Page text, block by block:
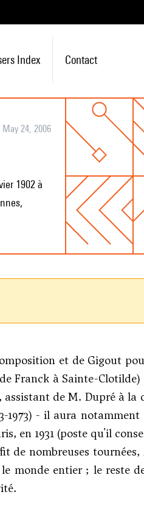
Index Contact
May 24, 2006
1902 à
et de Gigout
Franck à Sainte-
assistant de M. Dupré à
- il aura notamment
en 1931 (poste qu'il
de nombreuses
monde entier ; le reste